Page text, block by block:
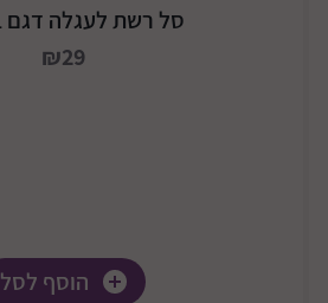
סל רשת לעגלה דגם TO011
₪29
הוסף לסל